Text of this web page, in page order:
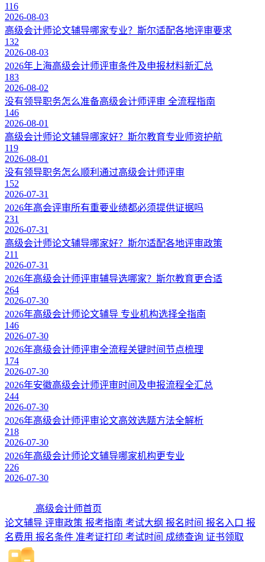
116
2026-08-03
高级会计师论文辅导哪家专业？斯尔适配各地评审要求
132
2026-08-03
2026年上海高级会计师评审条件及申报材料新汇总
183
2026-08-02
没有领导职务怎么准备高级会计师评审 全流程指南
146
2026-08-01
高级会计师论文辅导哪家好？斯尔教育专业师资护航
119
2026-08-01
没有领导职务怎么顺利通过高级会计师评审
152
2026-07-31
2026年高会评审所有重要业绩都必须提供证据吗
231
2026-07-31
高级会计师论文辅导哪家好？斯尔适配各地评审政策
211
2026-07-31
2026年高级会计师评审辅导选哪家？斯尔教育更合适
264
2026-07-30
2026年高级会计师论文辅导 专业机构选择全指南
146
2026-07-30
2026年高级会计师评审全流程关键时间节点梳理
174
2026-07-30
2026年安徽高级会计师评审时间及申报流程全汇总
244
2026-07-30
2026年高级会计师评审论文高效选题方法全解析
218
2026-07-30
2026年高级会计师论文辅导哪家机构更专业
226
2026-07-30
高级会计师首页
论文辅导 评审政策 报考指南 考试大纲 报名时间 报名入口 报
名费用 报名条件 准考证打印 考试时间 成绩查询 证书领取